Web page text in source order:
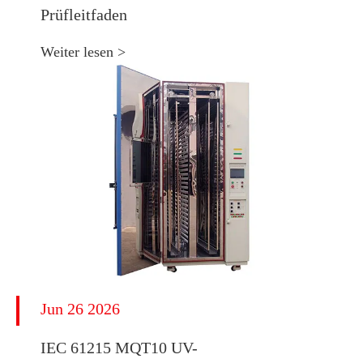
Prüfleitfaden
Weiter lesen >
Jun 26 2026
IEC 61215 MQT10 UV-